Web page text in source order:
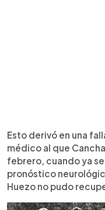
Esto derivó en una
médico al que
febrero, cuando ya
pronóstico
Huezo no pudo